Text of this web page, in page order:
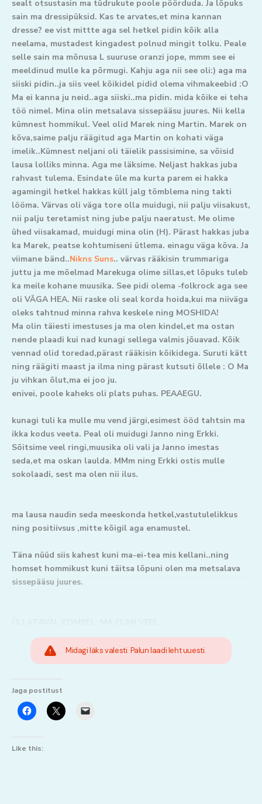
sealt otsustasin ma tüdrukute poole pöörduda. Ja lõpuks
sain ma dressipüksid. Kas te arvates,et mina kannan
dresse? ee vist mittte aga sel hetkel pidin kõik alla
neelama, mustadest kingadest polnud mingit tolku. Peale
selle sain ma mõnusa L suuruse oranzi jope, mmm see ei
meeldinud mulle ka põrmugi. Kahju aga nii see oli:) aga ma
siiski pidin..ja siis veel kõikidel pidid olema vihmakeebid :O
Ma ei kanna ju neid..aga siiski..ma pidin. mida kõike ei teha
töö nimel. Mina olin metsalava sissepääsu juures. Nii kella
kümnest hommikul. Veel olid Marek ning Martin. Marek on
kõva,saime palju räägitud aga Martin on kohati väga
imelik..Kümnest neljani oli täielik passisimine, sa võisid
lausa lolliks minna. Aga me läksime. Neljast hakkas juba
rahvast tulema. Esindate üle ma kurta parem ei hakka
agamingil hetkel hakkas küll jalg tõmblema ning takti
lööma. Värvas oli väga tore olla muidugi, nii palju viisakust,
nii palju teretamist ning jube palju naeratust. Me olime
ühed viisakamad, muidugi mina olin (H). Pärast hakkas juba
ka Marek, peatse kohtumiseni ütlema. einagu väga kõva. Ja
viimane bänd..Nikns Suns.. värvas rääkisin trummariga
juttu ja me mõelmad Marekuga olime sillas,et lõpuks tuleb
ka meile kohane muusika. See pidi olema -folkrock aga see
oli VÄGA HEA. Nii raske oli seal korda hoida,kui ma niiväga
oleks tahtnud minna rahva keskele ning MOSHIDA!
Ma olin täiesti imestuses ja ma olen kindel,et ma ostan
nende plaadi kui nad kunagi sellega valmis jõuavad. Kõik
vennad olid toredad,pärast rääkisin kõikidega. Suruti kätt
ning räägiti maast ja ilma ning pärast kutsuti õllele : O Ma
ju vihkan õlut,ma ei joo ju.
enivei, poole kaheks oli plats puhas. PEAAEGU.
kunagi tuli ka mulle mu vend järgi,esimest ööd tahtsin ma
ikka kodus veeta. Peal oli muidugi Janno ning Erkki.
Sõitsime veel ringi,muusika oli vali ja Janno imestas
seda,et ma oskan laulda. MMm ning Erkki ostis mulle
sokolaadi, sest ma olen nii ilus.
ma lausa naudin seda meeskonda hetkel,vastutulelikkus
ning positiivsus ,mitte kõigil aga enamustel.
Täna nüüd siis kahest kuni ma-ei-tea mis kellani..ning
homset hommikust kuni täitsa lõpuni olen ma metsalava
sissepääsu juures.
Midagi läks valesti. Palun laadi leht uuesti.
Jaga postitust
Like this: